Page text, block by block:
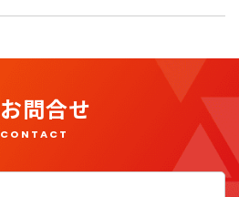
お問合せ
CONTACT